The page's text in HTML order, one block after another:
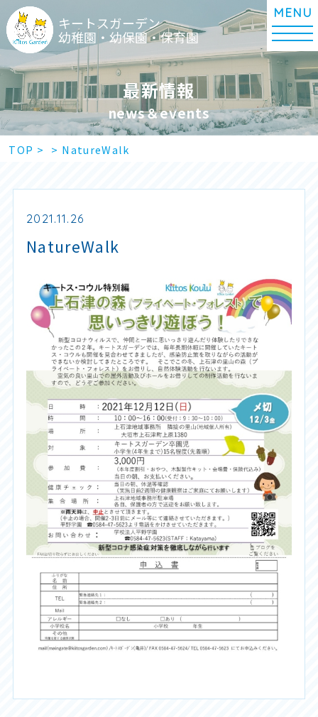
キートスガーデン
幼稚園・幼保園・保育園
最新情報
news＆events
TOP > > NatureWalk
2021.11.26
NatureWalk